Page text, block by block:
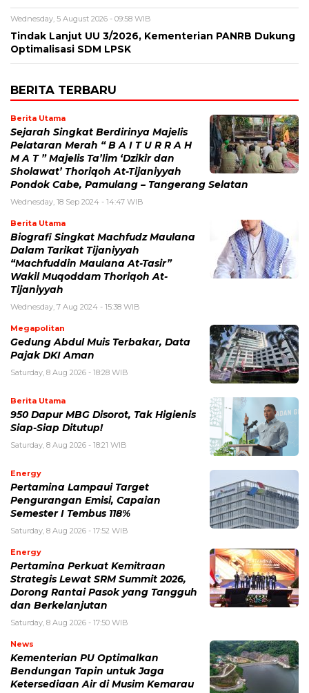
Wednesday, 5 August 2026 - 09:58 WIB
Tindak Lanjut UU 3/2026, Kementerian PANRB Dukung
Optimalisasi SDM LPSK
BERITA TERBARU
Berita Utama
Sejarah Singkat Berdirinya Majelis
Pelataran Merah “ B A I T U R R A H
M A T ” Majelis Ta’lim ‘Dzikir dan
Sholawat’ Thoriqoh At-Tijaniyyah
Pondok Cabe, Pamulang – Tangerang Selatan
Wednesday, 18 Sep 2024 - 14:47 WIB
Berita Utama
Biografi Singkat Machfudz Maulana
Dalam Tarikat Tijaniyyah
“Machfuddin Maulana At-Tasir”
Wakil Muqoddam Thoriqoh At-
Tijaniyyah
Wednesday, 7 Aug 2024 - 15:38 WIB
Megapolitan
Gedung Abdul Muis Terbakar, Data
Pajak DKI Aman
Saturday, 8 Aug 2026 - 18:28 WIB
Berita Utama
950 Dapur MBG Disorot, Tak Higienis
Siap-Siap Ditutup!
Saturday, 8 Aug 2026 - 18:21 WIB
Energy
Pertamina Lampaui Target
Pengurangan Emisi, Capaian
Semester I Tembus 118%
Saturday, 8 Aug 2026 - 17:52 WIB
Energy
Pertamina Perkuat Kemitraan
Strategis Lewat SRM Summit 2026,
Dorong Rantai Pasok yang Tangguh
dan Berkelanjutan
Saturday, 8 Aug 2026 - 17:50 WIB
News
Kementerian PU Optimalkan
Bendungan Tapin untuk Jaga
Ketersediaan Air di Musim Kemarau